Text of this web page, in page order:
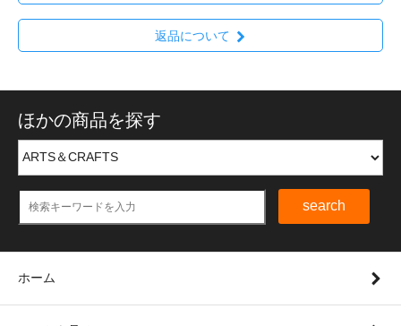
返品について
ほかの商品を探す
search
ホーム